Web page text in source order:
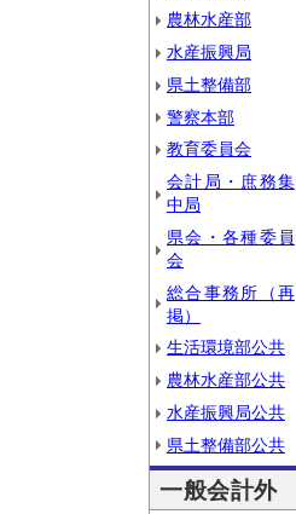
農林水産部
水産振興局
県土整備部
警察本部
教育委員会
会計局・庶務集
中局
県会・各種委員
会
総合事務所（再
掲）
生活環境部公共
農林水産部公共
水産振興局公共
県土整備部公共
一般会計外